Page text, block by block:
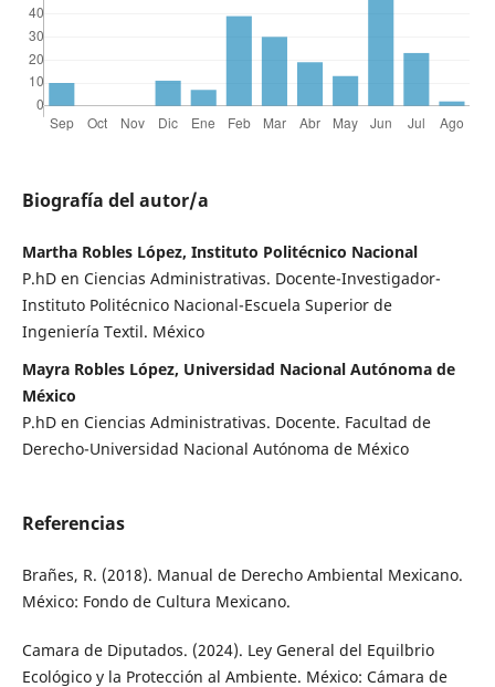
Biografía del autor/a
Martha Robles López, Instituto Politécnico Nacional
P.hD en Ciencias Administrativas. Docente-Investigador-
Instituto Politécnico Nacional-Escuela Superior de
Ingeniería Textil. México
Mayra Robles López, Universidad Nacional Autónoma de
México
P.hD en Ciencias Administrativas. Docente. Facultad de
Derecho-Universidad Nacional Autónoma de México
Referencias
Brañes, R. (2018). Manual de Derecho Ambiental Mexicano.
México: Fondo de Cultura Mexicano.
Camara de Diputados. (2024). Ley General del Equilbrio
Ecológico y la Protección al Ambiente. México: Cámara de